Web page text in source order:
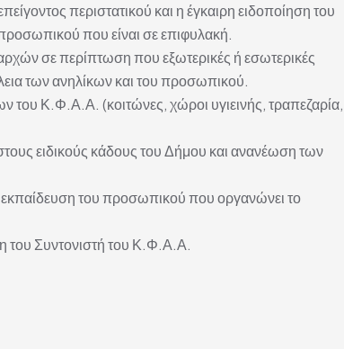
περιστατικού και η έγκαιρη ειδοποίηση του
που είναι σε επιφυλακή.
σε περίπτωση που εξωτερικές ή εσωτερικές
των ανηλίκων και του προσωπικού.
του Κ.Φ.Α.Α. (κοιτώνες, χώροι υγιεινής, τραπεζαρία,
ειδικούς κάδους του Δήμου και ανανέωση των
του προσωπικού που οργανώνει το
του Συντονιστή του Κ.Φ.Α.Α.